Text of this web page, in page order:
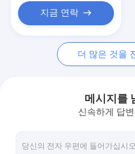
지금 얘기해
알루미늄 지붕창 담쟁이 등
뻗을 수 있는 직물 페르골라
신축 차양
지금 연락
더 많은 것을
메시지를
신속하게 답